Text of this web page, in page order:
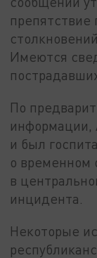
препятствие
Имеются
По
информации,
и был
о временном
в
инцидента.
Некоторые